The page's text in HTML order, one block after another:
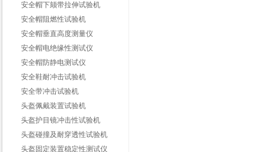
安全帽下颏带拉伸试验机
安全帽阻燃性试验机
安全帽垂直高度测量仪
安全帽电绝缘性测试仪
安全帽防静电测试仪
安全鞋耐冲击试验机
安全带冲击试验机
头盔佩戴装置试验机
头盔护目镜冲击性试验机
头盔碰撞及耐穿透性试验机
头盔固定装置稳定性测试仪